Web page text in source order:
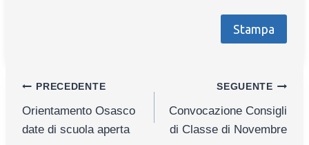
Stampa
Navigazione
articoli
PRECEDENTE
Orientamento Osasco
date di scuola aperta
SEGUENTE
Convocazione Consigli
di Classe di Novembre